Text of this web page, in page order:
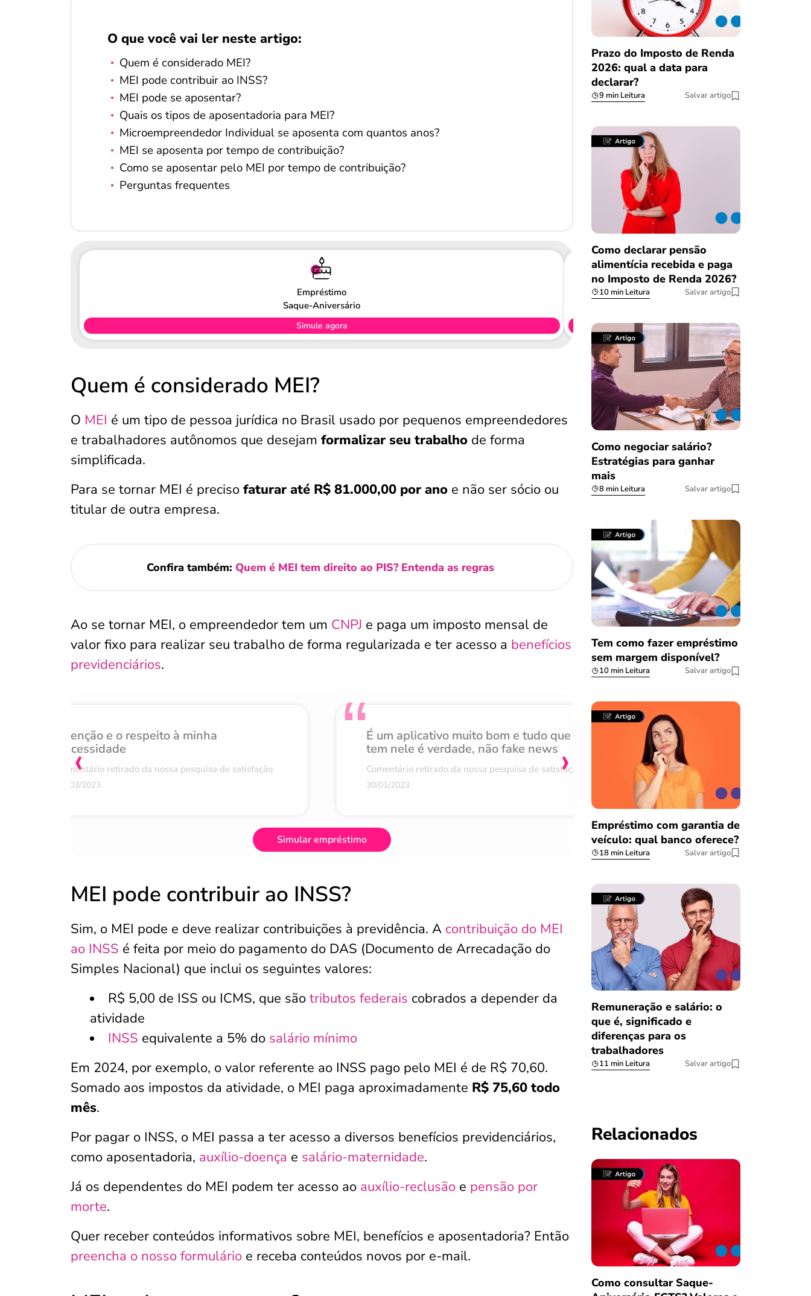
O que você vai ler neste artigo:
Quem é considerado MEI?
MEI pode contribuir ao INSS?
MEI pode se aposentar?
Quais os tipos de aposentadoria para MEI?
Microempreendedor Individual se aposenta com quantos anos?
MEI se aposenta por tempo de contribuição?
Como se aposentar pelo MEI por tempo de contribuição?
Perguntas frequentes
Empréstimo
Saque-Aniversário
Simule agora
Quem é considerado MEI?
O MEI é um tipo de pessoa jurídica no Brasil usado por pequenos empreendedores
e trabalhadores autônomos que desejam formalizar seu trabalho de forma
simplificada.
Para se tornar MEI é preciso faturar até R$ 81.000,00 por ano e não ser sócio ou
titular de outra empresa.
Confira também: Quem é MEI tem direito ao PIS? Entenda as regras
Ao se tornar MEI, o empreendedor tem um CNPJ e paga um imposto mensal de
valor fixo para realizar seu trabalho de forma regularizada e ter acesso a benefícios
previdenciários.
Atenção e o respeito à minha
necessidade
Comentário retirado da nossa pesquisa de satisfação
07/03/2023
É um aplicativo muito bom e tudo que
tem nele é verdade, não fake news
Comentário retirado da nossa pesquisa de satisfação
30/01/2023
Achei muito rápido,
burocracia
Comentário retirado da nossa
08/03/2023
‹ ›
Simular empréstimo
MEI pode contribuir ao INSS?
Sim, o MEI pode e deve realizar contribuições à previdência. A contribuição do MEI
ao INSS é feita por meio do pagamento do DAS (Documento de Arrecadação do
Simples Nacional) que inclui os seguintes valores:
R$ 5,00 de ISS ou ICMS, que são tributos federais cobrados a depender da
atividade
INSS equivalente a 5% do salário mínimo
Em 2024, por exemplo, o valor referente ao INSS pago pelo MEI é de R$ 70,60.
Somado aos impostos da atividade, o MEI paga aproximadamente R$ 75,60 todo
mês.
Por pagar o INSS, o MEI passa a ter acesso a diversos benefícios previdenciários,
como aposentadoria, auxílio-doença e salário-maternidade.
Já os dependentes do MEI podem ter acesso ao auxílio-reclusão e pensão por
morte.
Quer receber conteúdos informativos sobre MEI, benefícios e aposentadoria? Então
preencha o nosso formulário e receba conteúdos novos por e-mail.
Salvar Ferramenta
Prazo do Imposto de Renda
2026: qual a data para
declarar?
9 min Leitura Salvar artigo
Como declarar pensão
alimentícia recebida e paga
no Imposto de Renda 2026?
10 min Leitura Salvar artigo
Como negociar salário?
Estratégias para ganhar
mais
8 min Leitura Salvar artigo
Tem como fazer empréstimo
sem margem disponível?
10 min Leitura Salvar artigo
Empréstimo com garantia de
veículo: qual banco oferece?
18 min Leitura Salvar artigo
Remuneração e salário: o
que é, significado e
diferenças para os
trabalhadores
11 min Leitura Salvar artigo
Relacionados
Como consultar Saque-